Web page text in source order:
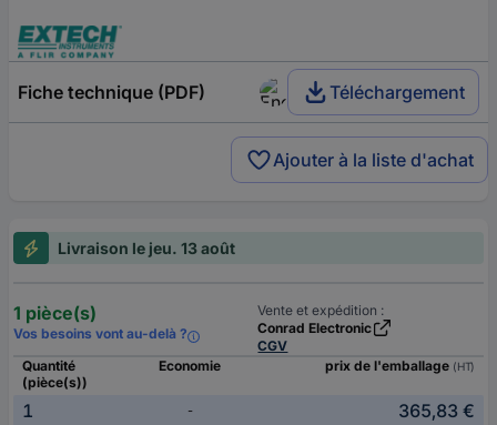
Fiche technique (PDF) Téléchargement
Ajouter à la liste d'achat
Livraison le jeu. 13 août
1 pièce(s)
Vos besoins vont au-delà ?
Vente et expédition :
Conrad Electronic
CGV
Quantité
(pièce(s))
Economie prix de l'emballage (HT)
1 -
365,83 €